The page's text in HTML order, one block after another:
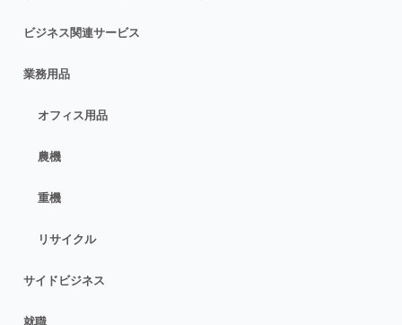
ビジネス関連サービス
業務用品
オフィス用品
農機
重機
リサイクル
サイドビジネス
就職